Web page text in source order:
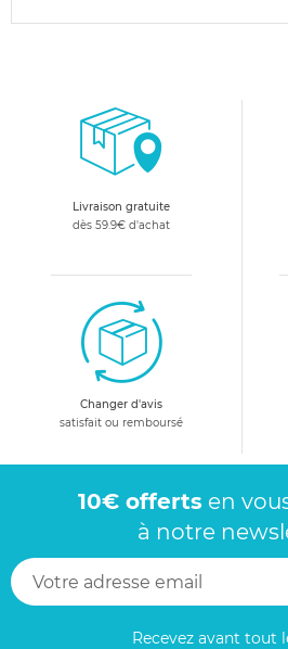
Livraison gratuite
dès 59.9€ d'achat
Changer d'avis
satisfait ou remboursé
10€ offerts en
à notre
Recevez avant tout